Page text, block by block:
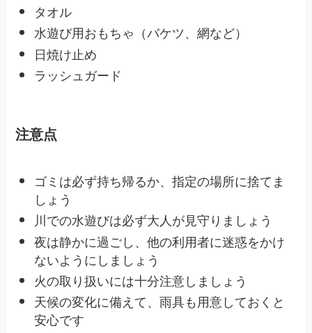
タオル
水遊び用おもちゃ（バケツ、網など）
日焼け止め
ラッシュガード
注意点
ゴミは必ず持ち帰るか、指定の場所に捨てま
しょう
川での水遊びは必ず大人が見守りましょう
夜は静かに過ごし、他の利用者に迷惑をかけ
ないようにしましょう
火の取り扱いには十分注意しましょう
天候の変化に備えて、雨具も用意しておくと
安心です